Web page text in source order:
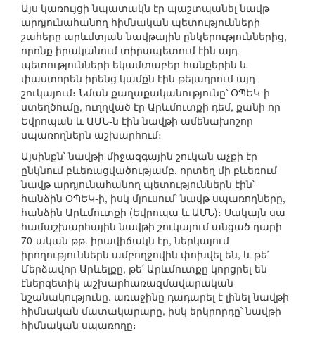
Այս կառույցի նպատակն էր պաշտպանել նավթ
արդյունահանող հիմնական պետությունների
շահերը արևմտյան նավթային ընկերություններից,
որոնք իրականում տիրապետում էին այդ
պետությունների եկամտաբեր հանքերին և
փաստորեն իրենց կամքն էին թելադրում այդ
շուկայում։ Նման քաղաքականությունը՝ ՕՊԵԿ-ի
ստեղծումը, ուղղված էր Արևմուտքի դեմ, քանի որ
Եվրոպան և ԱՄՆ-ն էին նավթի ամենախոշոր
սպառողներն աշխարհում։
Այսինքն՝ նավթի միջազգային շուկան աչքի էր
ընկնում բևեռացվածությամբ, որտեղ մի բևեռում
նավթ արդյունահանող պետություններն էին՝
հանձին ՕՊԵԿ-ի, իսկ մյուսում՝ նավթ սպառողները,
հանձին Արևմուտքի (Եվրոպա և ԱՄՆ)։ Սակայն սա
համաշխարհային նավթի շուկայում անցած դարի
70-ական թթ. իրավիճակն էր, ներկայում
իրողություններն ամբողջովին փոխվել են, և թե՛
Մերձավոր Արևելքը, թե՛ Արևմուտքը կորցրել են
էներգետիկ աշխարհառազմավարական
նշանակությունը. առաջինը դադարել է լինել նավթի
հիմնական մատակարարը, իսկ երկրորդը՝ նավթի
հիմնական սպառողը։